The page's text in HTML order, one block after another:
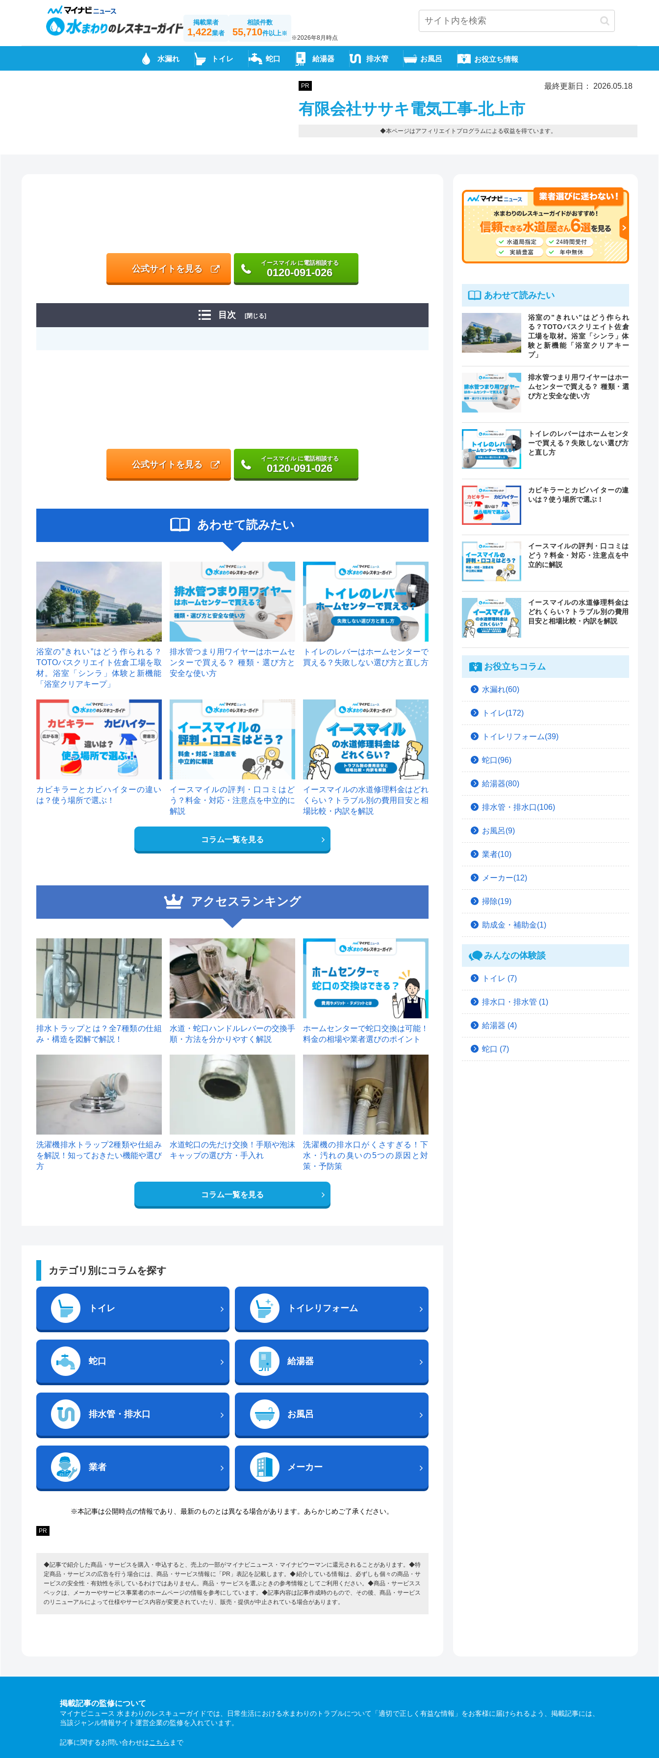
掲載業者
1,422業者
相談件数
55,710件以上※
※2026年8月時点
水漏れ トイレ 蛇口 給湯器 排水管 お風呂 お役立ち情報
PR 最終更新日： 2026.05.18
有限会社ササキ電気工事-北上市
◆本ページはアフィリエイトプログラムによる収益を得ています。
公式サイトを見る
イースマイル に電話相談する
0120-091-026
目次 [閉じる]
公式サイトを見る
イースマイル に電話相談する
0120-091-026
あわせて読みたい
浴室の”きれい”はどう作られる？
TOTOバスクリエイト佐倉工場を取
材。浴室「シンラ」体験と新機能
「浴室クリアキープ」
排水管つまり用ワイヤーはホームセ
ンターで買える？ 種類・選び方と
安全な使い方
トイレのレバーはホームセンターで
買える？失敗しない選び方と直し方
カビキラーとカビハイターの違い
は？使う場所で選ぶ！
イースマイルの評判・口コミはど
う？料金・対応・注意点を中立的に
解説
イースマイルの水道修理料金はどれ
くらい？トラブル別の費用目安と相
場比較・内訳を解説
コラム一覧を見る
アクセスランキング
1
排水トラップとは？全7種類の仕組
み・構造を図解で解説！
2
水道・蛇口ハンドルレバーの交換手
順・方法を分かりやすく解説
ホームセンターで蛇口交換は可能！
料金の相場や業者選びのポイント
洗濯機排水トラップ2種類や仕組み
を解説！知っておきたい機能や選び
方
水道蛇口の先だけ交換！手順や泡沫
キャップの選び方・手入れ
洗濯機の排水口がくさすぎる！下
水・汚れの臭いの5つの原因と対
策・予防策
コラム一覧を見る
カテゴリ別にコラムを探す
トイレ トイレリフォーム
蛇口 給湯器
排水管・排水口 お風呂
業者 メーカー
※本記事は公開時点の情報であり、最新のものとは異なる場合があります。あらかじめご了承ください。
PR
◆記事で紹介した商品・サービスを購入・申込すると、売上の一部がマイナビニュース・マイナビウーマンに還元されることがあります。◆特
定商品・サービスの広告を行う場合には、商品・サービス情報に「PR」表記を記載します。◆紹介している情報は、必ずしも個々の商品・サ
ービスの安全性・有効性を示しているわけではありません。商品・サービスを選ぶときの参考情報としてご利用ください。◆商品・サービスス
ペックは、メーカーやサービス事業者のホームページの情報を参考にしています。◆記事内容は記事作成時のもので、その後、商品・サービス
のリニューアルによって仕様やサービス内容が変更されていたり、販売・提供が中止されている場合があります。
あわせて読みたい
浴室の”きれい”はどう作られ
る？TOTOバスクリエイト佐倉
工場を取材。浴室「シンラ」体
験と新機能「浴室クリアキー
プ」
排水管つまり用ワイヤーはホー
ムセンターで買える？ 種類・選
び方と安全な使い方
トイレのレバーはホームセンタ
ーで買える？失敗しない選び方
と直し方
カビキラーとカビハイターの違
いは？使う場所で選ぶ！
イースマイルの評判・口コミは
どう？料金・対応・注意点を中
立的に解説
イースマイルの水道修理料金は
どれくらい？トラブル別の費用
目安と相場比較・内訳を解説
お役立ちコラム
水漏れ(60)
トイレ(172)
トイレリフォーム(39)
蛇口(96)
給湯器(80)
排水管・排水口(106)
お風呂(9)
業者(10)
メーカー(12)
掃除(19)
助成金・補助金(1)
みんなの体験談
トイレ (7)
排水口・排水管 (1)
給湯器 (4)
蛇口 (7)
掲載記事の監修について
マイナビニュース 水まわりのレスキューガイドでは、日常生活における水まわりのトラブルについて「適切で正しく有益な情報」をお客様に届けられるよう、掲載記事には、
当該ジャンル情報サイト運営企業の監修を入れています。
記事に関するお問い合わせはこちら まで